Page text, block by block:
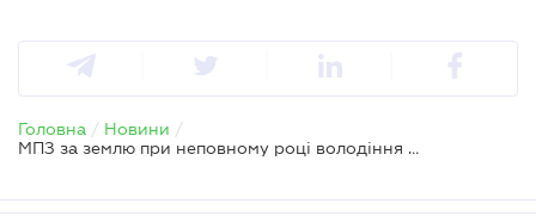
Головна / Новини /
МПЗ за землю при неповному році володіння розподіляють пропорційно